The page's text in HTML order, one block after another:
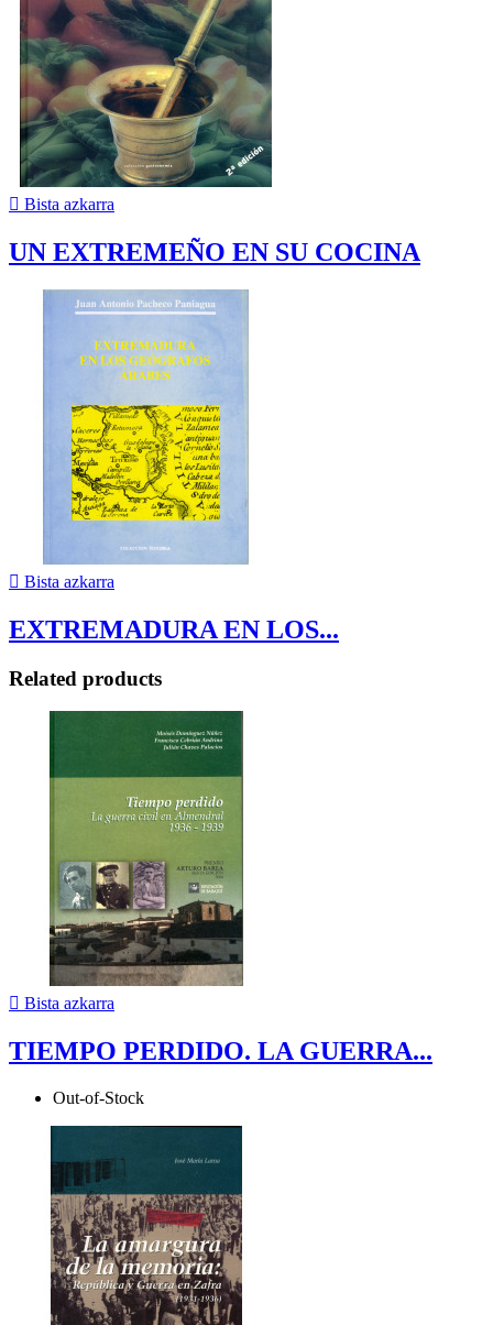
 Bista azkarra
UN EXTREMEÑO EN SU COCINA
 Bista azkarra
EXTREMADURA EN LOS...
Related products
 Bista azkarra
TIEMPO PERDIDO. LA GUERRA...
Out-of-Stock